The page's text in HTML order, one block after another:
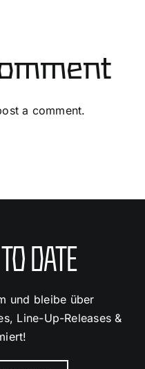
a comment.
DATE
und bleibe über
Line-Up-Releases &